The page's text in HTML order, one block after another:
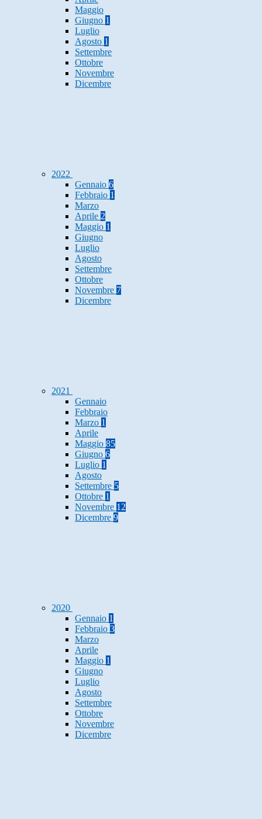
Maggio
Giugno 1
Luglio
Agosto 1
Settembre
Ottobre
Novembre
Dicembre
2022
Gennaio 6
Febbraio 1
Marzo
Aprile 2
Maggio 1
Giugno
Luglio
Agosto
Settembre
Ottobre
Novembre 7
Dicembre
2021
Gennaio
Febbraio
Marzo 1
Aprile
Maggio 85
Giugno 6
Luglio 1
Agosto
Settembre 5
Ottobre 1
Novembre 12
Dicembre 9
2020
Gennaio 1
Febbraio 3
Marzo
Aprile
Maggio 1
Giugno
Luglio
Agosto
Settembre
Ottobre
Novembre
Dicembre